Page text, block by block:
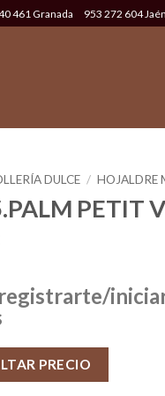
461 Granada 953 272 604 Jaén
DULCE / HOJALDRE
PETIT
PRECIO